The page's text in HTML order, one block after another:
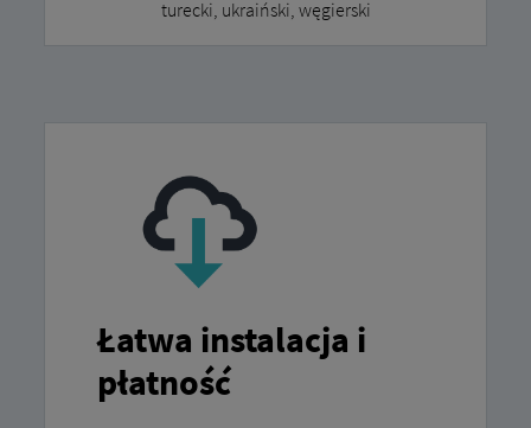
turecki, ukraiński, węgierski
Łatwa instalacja i
płatność